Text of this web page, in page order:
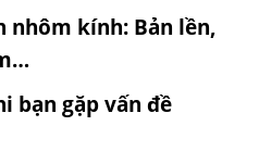
nhôm kính: Bản lền,
bạn gặp vấn đề